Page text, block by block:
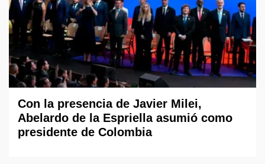
Con la presencia de Javier Milei,
Abelardo de la Espriella asumió como
presidente de Colombia